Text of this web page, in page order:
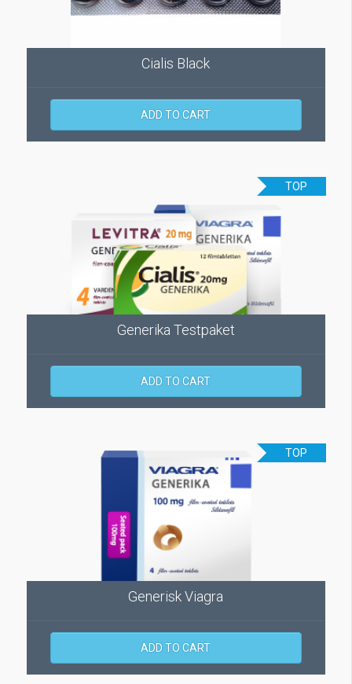
Cialis Black
ADD TO CART
TOP
Generika Testpaket
ADD TO CART
TOP
Generisk Viagra
ADD TO CART